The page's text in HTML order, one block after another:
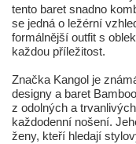
tento baret snadno
se jedná o ležérní
formálnější outfit s
každou příležitost.
Značka Kangol je
designy a baret
z odolných a
každodenní nošení.
ženy, kteří hledají